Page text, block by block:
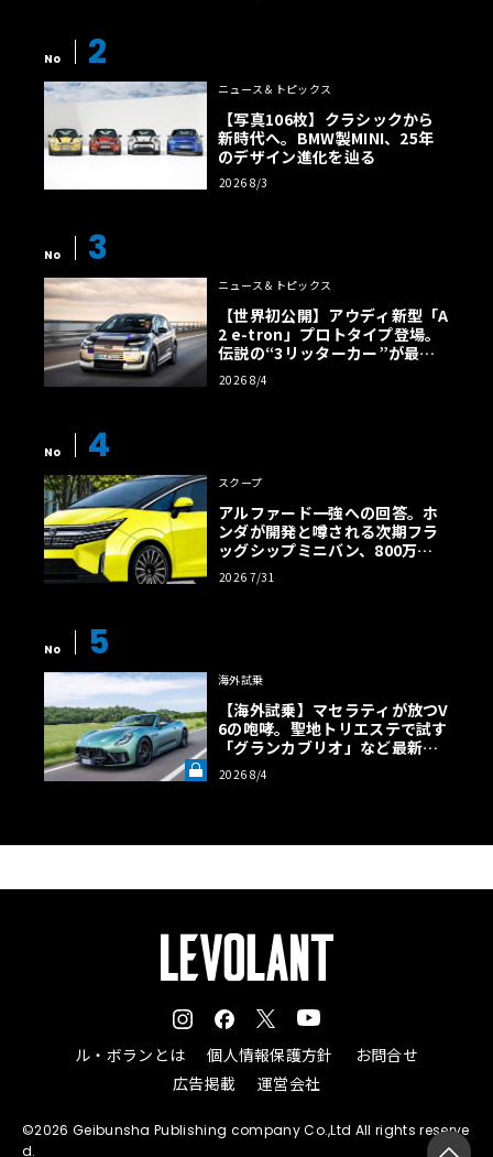
・1.5LターボからV8ツインターボまである、幅広いエンジ
ン設定とグレード展開
2018年のマイナーチェンジでは、搭載されるエンジン体系
が変わり、2019年にもさらにエンジンが載せ変わったグレ
ードもあるため、2020年5月現在、1.5Lターボ、1.5Lターボ
＋BSG（マイルドハイブリッド）、2Lターボ（プラグイン
ハイブリッド）、3L V6ツインターボ、4L V8ツインター
多くのグレードを展開する。ちなみに、最安価モデルと最
上級モデルの出力差は約3.2倍、価格差は約2.9倍もある。
スは1993年の登場
No 2
ニュース＆トピックス
【写真106枚】クラシックから
新時代へ。BMW製MINI、25年
のデザイン進化を辿る
2026 8/3
No 3
ニュース＆トピックス
【世界初公開】アウディ新型「A
2 e-tron」プロトタイプ登場。
伝説の“3リッターカー”が最高
効率エントリーBEVとして復活
【画像38枚】
2026 8/4
No 4
スクープ
アルファード一強への回答。ホ
ンダが開発と噂される次期フラ
ッグシップミニバン、800万円
超の勝算【予想CG】
2026 7/31
No 5
海外試乗
【海外試乗】マセラティが放つV
6の咆哮。聖地トリエステで試す
「グランカブリオ」など最新ト
ロフェオ3台の官能評価《LE VO
LANT LAB》
2026 8/4
ル・ボランとは 個人情報保護方針
お問合せ
広告掲載
運営会社
©2026 Geibunsha Publishing company Co.,Ltd All rights reserve
d.